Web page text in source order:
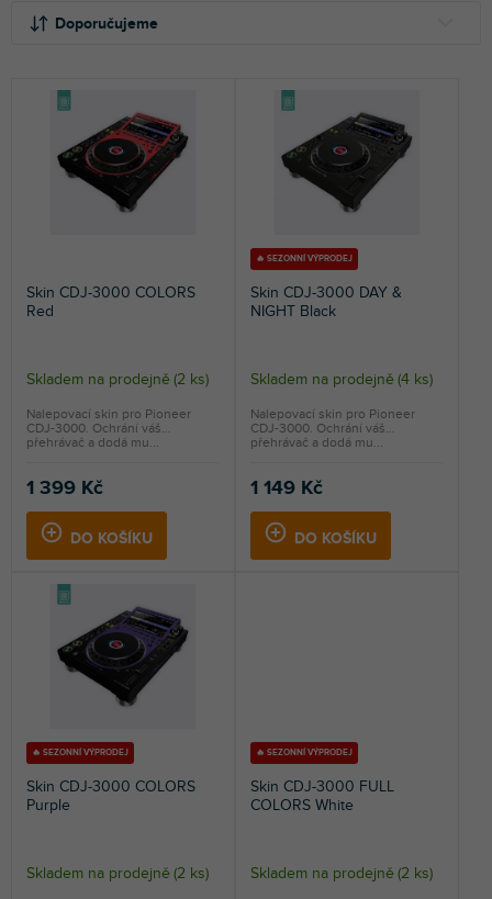
Doporučujeme
NEJDRAŽŠÍ
NEJPRODÁVANĚJŠÍ
ABECEDNĚ
Skin CDJ-3000 COLORS
Red
Skladem na prodejně (2 ks)
1 399 Kč
DO KOŠÍKU
Nalepovací skin pro Pioneer
CDJ-3000. Ochrání váš
přehrávač a dodá mu...
🔥 SEZONNÍ VÝPRODEJ
Skin CDJ-3000 DAY &
NIGHT Black
Skladem na prodejně (4 ks)
1 149 Kč
DO KOŠÍKU
Nalepovací skin pro Pioneer
CDJ-3000. Ochrání váš
přehrávač a dodá mu...
🔥 SEZONNÍ VÝPRODEJ
Skin CDJ-3000 COLORS
Purple
Skladem na prodejně (2 ks)
🔥 SEZONNÍ VÝPRODEJ
Skin CDJ-3000 FULL
COLORS White
Skladem na prodejně (2 ks)